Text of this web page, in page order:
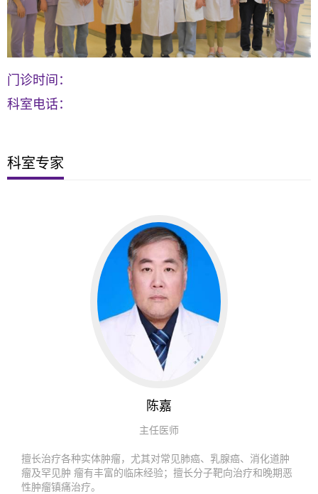
门诊时间：
科室电话：
科室专家
陈嘉
主任医师
擅长治疗各种实体肿瘤，尤其对常见肺癌、乳腺癌、消化道肿
瘤及罕见肿 瘤有丰富的临床经验；擅长分子靶向治疗和晚期恶
性肿瘤镇痛治疗。